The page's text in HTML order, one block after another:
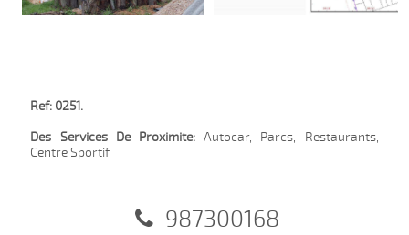
Ref: 0251.
Des Services De Proximite: Autocar, Parcs, Restaurants,
Centre Sportif
987300168